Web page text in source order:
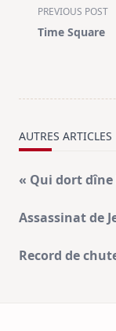
<span
class="nav-
text">Page</
PREVIOUS POST
Time Square
AUTRES ARTICLES
« Qui dort dîne
Assassinat de
Record de